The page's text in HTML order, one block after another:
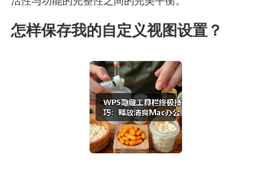
怎样保存我的自定义视图设置？